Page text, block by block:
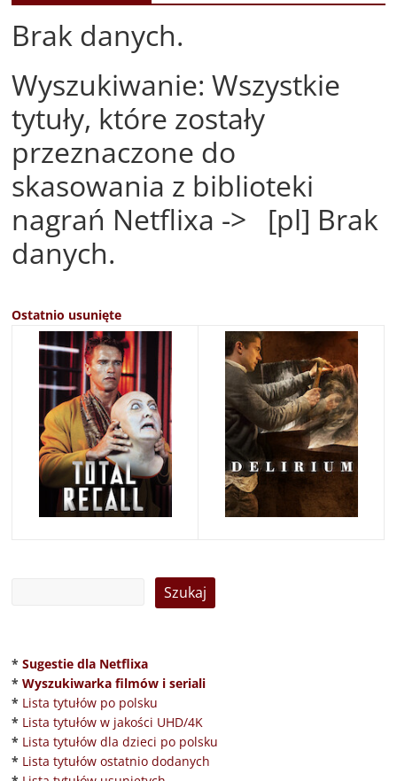
Brak danych.
Wyszukiwanie: Wszystkie
tytuły, które zostały
przeznaczone do
skasowania z biblioteki
nagrań Netflixa -> [pl] Brak
danych.
Ostatnio usunięte
* Sugestie dla Netflixa
* Wyszukiwarka filmów i seriali
* Lista tytułów po polsku
* Lista tytułów w jakości UHD/4K
* Lista tytułów dla dzieci po polsku
* Lista tytułów ostatnio dodanych